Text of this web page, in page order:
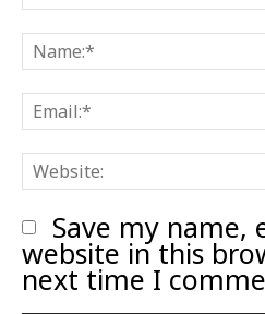
Comment:
Save my name,
website in this
next time I